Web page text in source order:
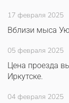
17 февраля 2025
Вблизи мыса
05 февраля 2025
Цена проезда
Иркутске.
04 февраля 2025